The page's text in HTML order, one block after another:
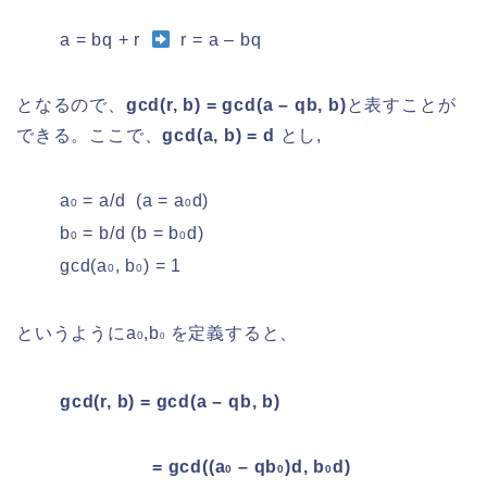
a = bq + r r = a – bq
となるので、 gcd(r, b) = gcd(a – qb, b)と表すことが
できる。ここで、gcd(a, b) = d とし,
a0 = a/d (a = a0d)
b0 = b/d (b = b0d)
gcd(a0, b0) = 1
というようにa0,b0 を定義すると、
gcd(r, b) = gcd(a – qb, b)
= gcd((a0 – qb0)d, b0d)